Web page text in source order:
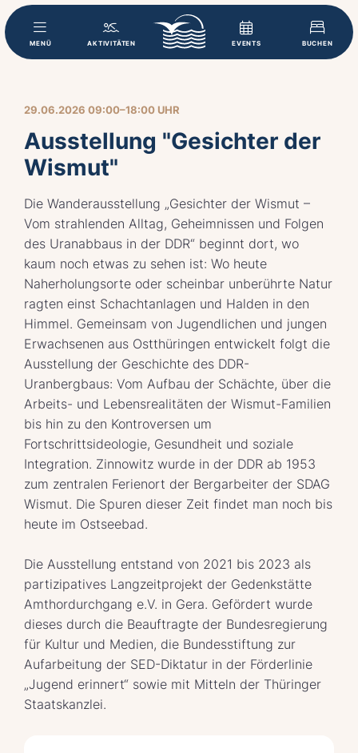
MENÜ AKTIVITÄTEN EVENTS BUCHEN
29.06.2026 09:00–18:00 UHR
Ausstellung "Gesichter der
Wismut"
Die Wanderausstellung „Gesichter der Wismut –
Vom strahlenden Alltag, Geheimnissen und Folgen
des Uranabbaus in der DDR“ beginnt dort, wo
kaum noch etwas zu sehen ist: Wo heute
Naherholungsorte oder scheinbar unberührte Natur
ragten einst Schachtanlagen und Halden in den
Himmel. Gemeinsam von Jugendlichen und jungen
Erwachsenen aus Ostthüringen entwickelt folgt die
Ausstellung der Geschichte des DDR-
Uranbergbaus: Vom Aufbau der Schächte, über die
Arbeits- und Lebensrealitäten der Wismut-Familien
bis hin zu den Kontroversen um
Fortschrittsideologie, Gesundheit und soziale
Integration. Zinnowitz wurde in der DDR ab 1953
zum zentralen Ferienort der Bergarbeiter der SDAG
Wismut. Die Spuren dieser Zeit findet man noch bis
heute im Ostseebad.
Die Ausstellung entstand von 2021 bis 2023 als
partizipatives Langzeitprojekt der Gedenkstätte
Amthordurchgang e.V. in Gera. Gefördert wurde
dieses durch die Beauftragte der Bundesregierung
für Kultur und Medien, die Bundesstiftung zur
Aufarbeitung der SED-Diktatur in der Förderlinie
„Jugend erinnert“ sowie mit Mitteln der Thüringer
Staatskanzlei.